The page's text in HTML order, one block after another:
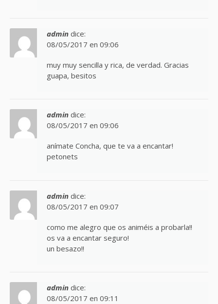
admin dice:
08/05/2017 en 09:06
muy muy sencilla y rica, de verdad. Gracias
guapa, besitos
admin dice:
08/05/2017 en 09:06
anímate Concha, que te va a encantar!
petonets
admin dice:
08/05/2017 en 09:07
como me alegro que os animéis a probarla!!
os va a encantar seguro!
un besazo!!
admin dice:
08/05/2017 en 09:11